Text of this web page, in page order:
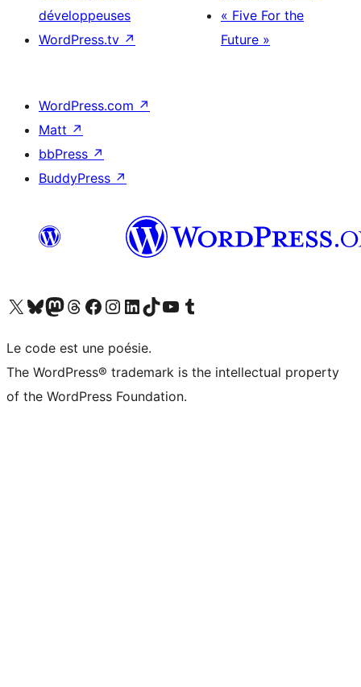
développeuses
WordPress.tv ↗
« Five For the
Future »
WordPress.com ↗
Matt ↗
bbPress ↗
BuddyPress ↗
Visitez notre compte X (précédemment Twitter)
Visiter notre compte Bluesky
Visiter notre compte Mastodon
Visiter notre compte Threads
Consulter notre compte Facebook
Consulter notre compte Instagram
Consulter notre compte LinkedIn
Visiter notre compte TokTok
Visiter notre chaîne YouTube
Visiter notre compte Tumblr
Le code est une poésie.
The WordPress® trademark is the intellectual property
of the WordPress Foundation.